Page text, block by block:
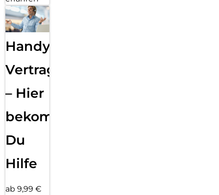
Handy
Vertragsabwicklung
– Hier
bekommst
Du
Hilfe
ab 9,99 €